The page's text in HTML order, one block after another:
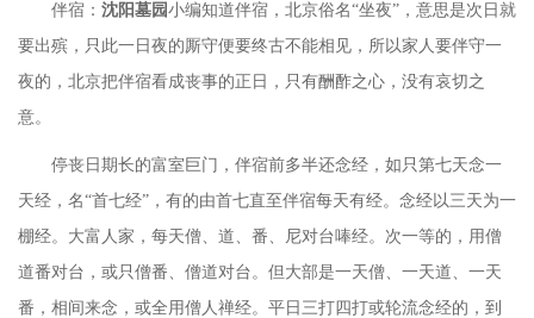
伴宿： 沈阳墓园小编知道伴宿，北京俗名“坐夜”，意思是次日就
要出殡，只此一日夜的厮守便要终古不能相见，所以家人要伴守一
夜的，北京把伴宿看成丧事的正日，只有酬酢之心，没有哀切之
意。
停丧日期长的富室巨门，伴宿前多半还念经，如只第七天念一
天经，名“首七经”，有的由首七直至伴宿每天有经。念经以三天为一
棚经。大富人家，每天僧、道、番、尼对台唪经。次一等的，用僧
道番对台，或只僧番、僧道对台。但大部是一天僧、一天道、一天
番，相间来念，或全用僧人禅经。平日三打四打或轮流念经的，到